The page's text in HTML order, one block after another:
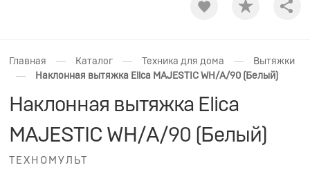
Главная — Каталог — Техника для дома — Вытяжки
— Наклонная вытяжка Elica MAJESTIC WH/A/90 (Белый)
Наклонная вытяжка Elica
MAJESTIC WH/A/90 (Белый)
ТЕХНОМУЛЬТ